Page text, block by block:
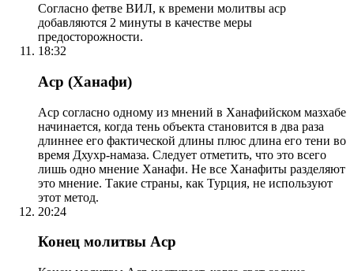
Согласно фетве ВИЛ, к времени молитвы аср
добавляются 2 минуты в качестве меры
предосторожности.
18:32
Аср (Ханафи)
Аср согласно одному из мнений в Ханафийском мазхабе
начинается, когда тень объекта становится в два раза
длиннее его фактической длины плюс длина его тени во
время Дхухр-намаза. Следует отметить, что это всего
лишь одно мнение Ханафи. Не все Ханафиты разделяют
это мнение. Такие страны, как Турция, не используют
этот метод.
20:24
Конец молитвы Аср